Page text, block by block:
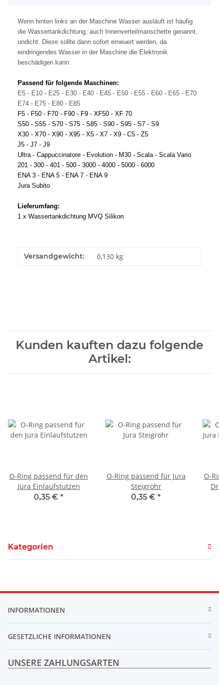
Wenn hinten links an der Maschine Wasser ausläuft ist häufig
die Wassertankdichtung, auch Innenverteilmanschette genannt,
undicht. Diese sollte dann sofort erneuert werden, da
eindringendes Wasser in der Maschine die Elektronik
beschädigen kann.
Passend für folgende Maschinen:
E5 - E10 - E25 - E30 - E40 - E45 - E50 - E55 - E60 - E65 - E70
E74 - E75 - E80 - E85
F5 - F50 - F70 - F90 - F9 - XF50 - XF 70
S50 - S55 - S70 - S75 - S85 - S90 - S95 - S7 - S9
X30 - X70 - X90 - X95 - X5 - X7 - X9 - C5 - Z5
J5 - J7 - J9
Ultra - Cappuccinatore - Evolution - M30 - Scala - Scala Vario
201 - 300 - 401 - 500 - 3000 - 4000 - 5000 - 6000
ENA 3 - ENA 5 - ENA 7 - ENA 9
Jura Subito
Lieferumfang:
1 x Wassertankdichtung MVQ Silikon
Versandgewicht: 0,130 kg
Kunden kauften dazu folgende
Artikel:
O-Ring passend für den
Jura Einlaufstutzen
0,35 € *
O-Ring passend für Jura
Steigrohr
0,35 € *
O-
Kategorien
INFORMATIONEN
GESETZLICHE INFORMATIONEN
UNSERE ZAHLUNGSARTEN